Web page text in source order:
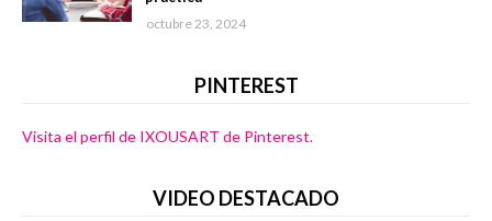
octubre 23, 2024
PINTEREST
Visita el perfil de IXOUSART de Pinterest.
VIDEO DESTACADO